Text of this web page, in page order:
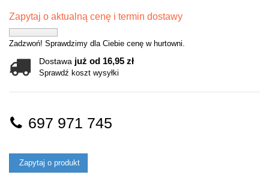
Zapytaj o aktualną cenę i termin dostawy
Zadzwoń! Sprawdzimy dla Ciebie cenę w hurtowni.
Dostawa już od 16,95 zł
Sprawdź koszt wysyłki
697 971 745
Zapytaj o produkt